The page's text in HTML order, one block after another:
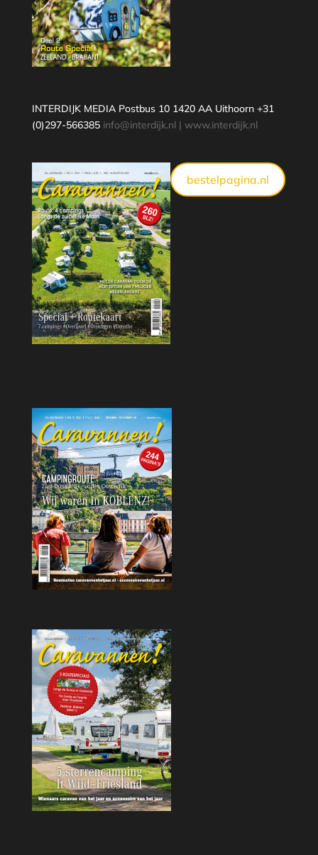
INTERDIJK MEDIA Postbus 10 1420 AA Uithoorn +31
(0)297-566385 info@interdijk.nl| www.interdijk.nl
bestelpagina.nl